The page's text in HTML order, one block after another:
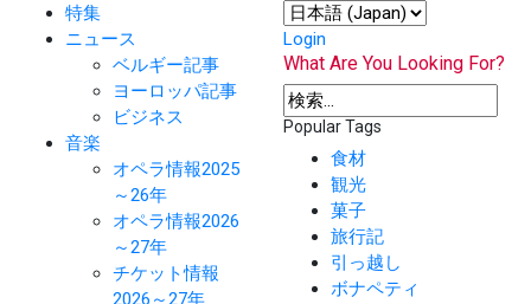
特集
ニュース
ベルギー記事
ヨーロッパ記事
ビジネス
音楽
オペラ情報2025
～26年
オペラ情報2026
～27年
チケット情報
2026～27年
Login
What Are You Looking For?
Popular Tags
食材
観光
菓子
旅行記
引っ越し
ボナペティ